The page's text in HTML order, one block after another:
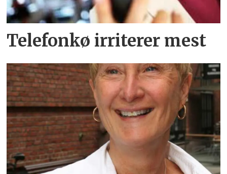
Telefonkø irriterer mest